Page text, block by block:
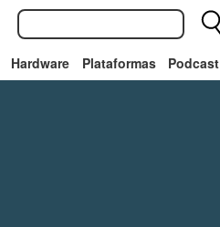
Hardware Plataformas Podcast